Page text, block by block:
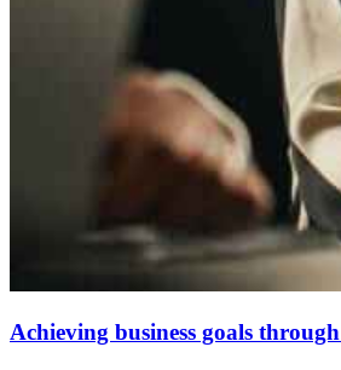
Achieving business goals